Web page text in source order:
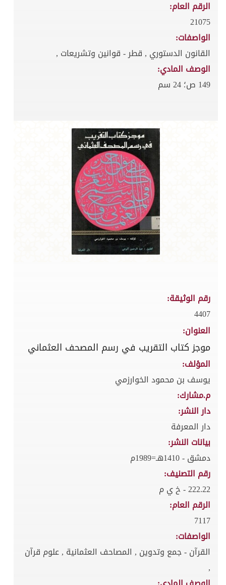
الرقم العام:
21075
الواصفات:
القانون الدستوري , قطر - قوانين وتشريعات ,
الوصف المادي:
149 ص؛ 24 سم
رقم الوثيقة:
4407
العنوان:
موجز كتاب التقريب في رسم المصحف العثماني
المؤلف:
يوسف بن محمود الخوارزمي
م.مشارك:
دار النشر:
دار المعرفة
بيانات النشر:
دمشق - 1410هـ=1989م
رقم التصنيف:
222.22 - خ ي م
الرقم العام:
7117
الواصفات:
القرآن - جمع وتدوين , المصاحف العثمانية , علوم قرآن
,